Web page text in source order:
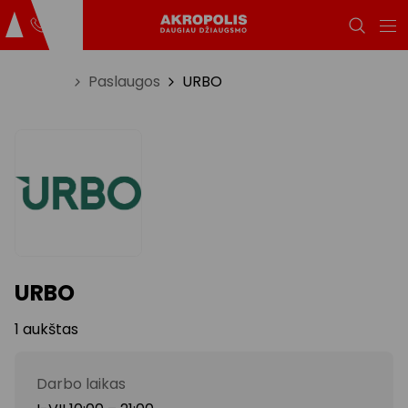
Paslaugos URBO
URBO
1 aukštas
Darbo laikas